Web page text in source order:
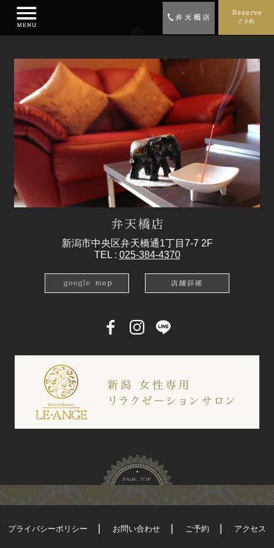
新潟市中央区弁天橋通1丁目7-7 2F
TEL : 025-384-4370
プライバシーポリシー お問い合わせ ご予約 アクセス